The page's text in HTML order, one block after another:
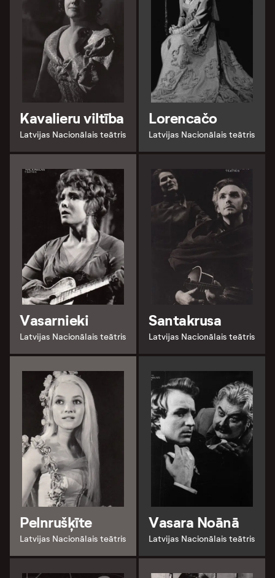
Kavalieru viltība
Latvijas Nacionālais teātris
Lorencačo
Latvijas Nacionālais teātris
Vasarnieki
Latvijas Nacionālais teātris
Santakrusa
Latvijas Nacionālais teātris
Pelnrušķīte
Latvijas Nacionālais teātris
Vasara Noānā
Latvijas Nacionālais teātris